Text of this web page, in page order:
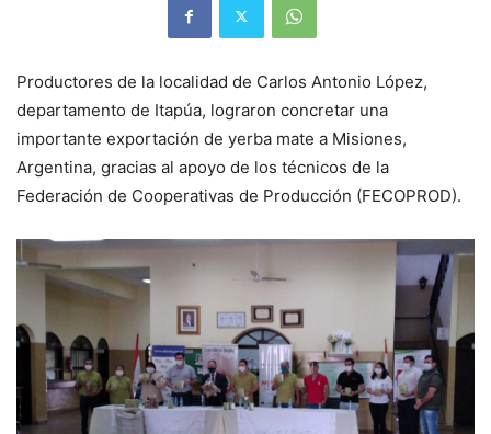
Productores de la localidad de Carlos Antonio López,
departamento de Itapúa, lograron concretar una
importante exportación de yerba mate a Misiones,
Argentina, gracias al apoyo de los técnicos de la
Federación de Cooperativas de Producción (FECOPROD).